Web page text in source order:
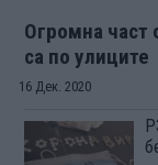
Огромна част
са по улиците
16 Дек. 2020